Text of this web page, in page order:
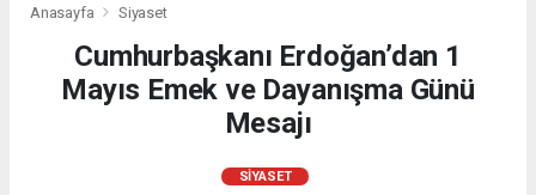
Anasayfa Siyaset
Cumhurbaşkanı Erdoğan’dan 1
Mayıs Emek ve Dayanışma Günü
Mesajı
SIYASET